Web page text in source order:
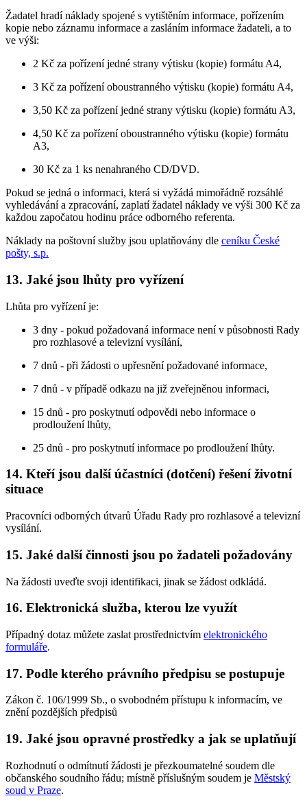
Žadatel hradí náklady spojené s vytištěním informace, pořízením
kopie nebo záznamu informace a zasláním informace žadateli, a to
ve výši:
2 Kč za pořízení jedné strany výtisku (kopie) formátu A4,
3 Kč za pořízení oboustranného výtisku (kopie) formátu A4,
3,50 Kč za pořízení jedné strany výtisku (kopie) formátu A3,
4,50 Kč za pořízení oboustranného výtisku (kopie) formátu
A3,
30 Kč za 1 ks nenahraného CD/DVD.
Pokud se jedná o informaci, která si vyžádá mimořádně rozsáhlé
vyhledávání a zpracování, zaplatí žadatel náklady ve výši 300 Kč za
každou započatou hodinu práce odborného referenta.
Náklady na poštovní služby jsou uplatňovány dle ceníku České
pošty, s.p.
13. Jaké jsou lhůty pro vyřízení
Lhůta pro vyřízení je:
3 dny - pokud požadovaná informace není v působnosti Rady
pro rozhlasové a televizní vysílání,
7 dnů - při žádosti o upřesnění požadované informace,
7 dnů - v případě odkazu na již zveřejněnou informaci,
15 dnů - pro poskytnutí odpovědi nebo informace o
prodloužení lhůty,
25 dnů - pro poskytnutí informace po prodloužení lhůty.
14. Kteří jsou další účastníci (dotčení) řešení životní
situace
Pracovníci odborných útvarů Úřadu Rady pro rozhlasové a televizní
vysílání.
15. Jaké další činnosti jsou po žadateli požadovány
Na žádosti uveďte svoji identifikaci, jinak se žádost odkládá.
16. Elektronická služba, kterou lze využít
Případný dotaz můžete zaslat prostřednictvím elektronického
formuláře.
17. Podle kterého právního předpisu se postupuje
Zákon č. 106/1999 Sb., o svobodném přístupu k informacím, ve
znění pozdějších předpisů
19. Jaké jsou opravné prostředky a jak se uplatňují
Rozhodnutí o odmítnutí žádosti je přezkoumatelné soudem dle
občanského soudního řádu; místně příslušným soudem je Městský
soud v Praze.